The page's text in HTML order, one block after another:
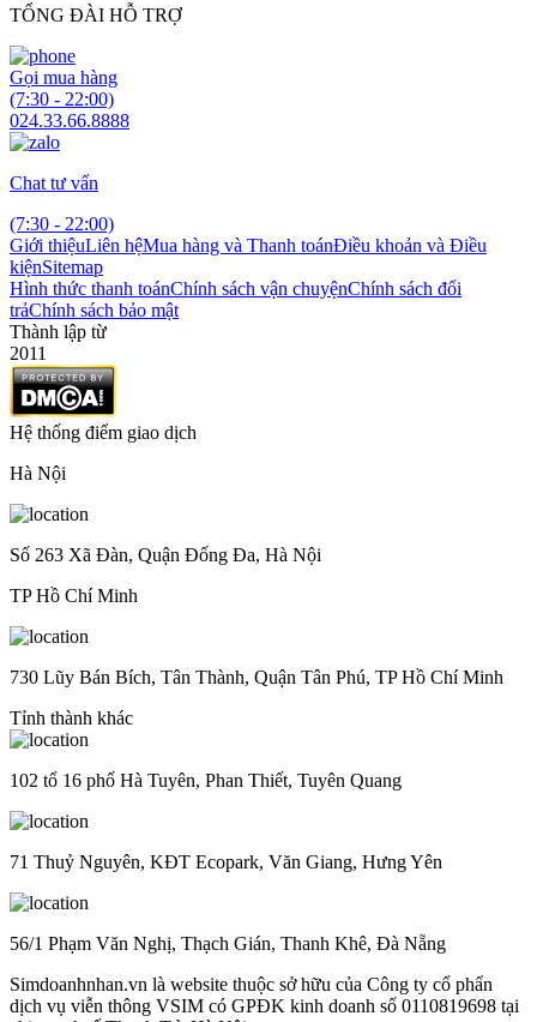
TỔNG ĐÀI HỖ TRỢ
Gọi mua hàng
(7:30 - 22:00)
024.33.66.8888
Chat tư vấn
(7:30 - 22:00)
Giới thiệuLiên hệMua hàng và Thanh toánĐiều khoản và Điều
kiệnSitemap
Hình thức thanh toánChính sách vận chuyệnChính sách đổi
trảChính sách bảo mật
Thành lập từ
2011
Hệ thống điểm giao dịch
Hà Nội
Số 263 Xã Đàn, Quận Đống Đa, Hà Nội
TP Hồ Chí Minh
730 Lũy Bán Bích, Tân Thành, Quận Tân Phú, TP Hồ Chí Minh
Tỉnh thành khác
102 tổ 16 phố Hà Tuyên, Phan Thiết, Tuyên Quang
71 Thuỷ Nguyên, KĐT Ecopark, Văn Giang, Hưng Yên
56/1 Phạm Văn Nghị, Thạch Gián, Thanh Khê, Đà Nẵng
Simdoanhnhan.vn là website thuộc sở hữu của Công ty cổ phẩn
dịch vụ viễn thông VSIM có GPĐK kinh doanh số 0110819698 tại